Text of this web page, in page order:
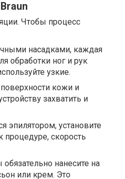
Чтобы процесс
насадками, каждая
обработки ног и рук
узкие.
кожи и
захватить и
эпилятором, установите
скорость
нанесите на
или крем. Это